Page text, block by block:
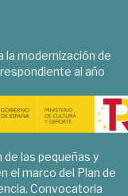
la modernización de
al año
de las pequeñas y
el marco del Plan de
Convocatoria